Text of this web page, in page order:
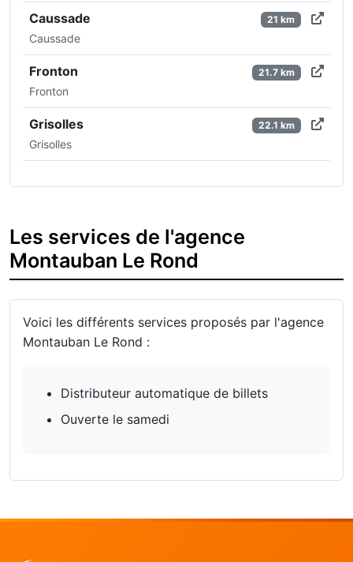
Caussade
Caussade
21 km
Fronton
Fronton
21.7 km
Grisolles
Grisolles
22.1 km
Les services de l'agence
Montauban Le Rond
Voici les différents services proposés par l'agence
Montauban Le Rond :
Distributeur automatique de billets
Ouverte le samedi